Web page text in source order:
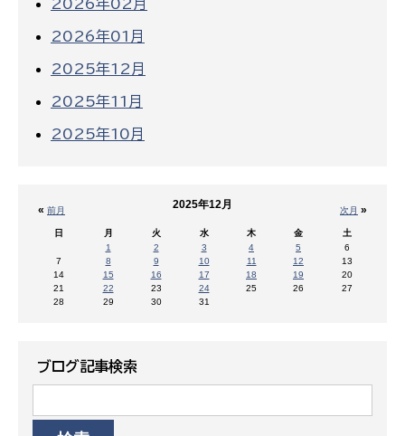
2026年02月
2026年01月
2025年12月
2025年11月
2025年10月
« 前月 次月 »
2025年12月
日 月 火 水 木 金
土
1
2 3 4 5
6
7
8 9 10 11 12
13
14
15 16 17 18 19
20
21
22 23 24 25 26
27
28
29 30 31
ブログ記事検索